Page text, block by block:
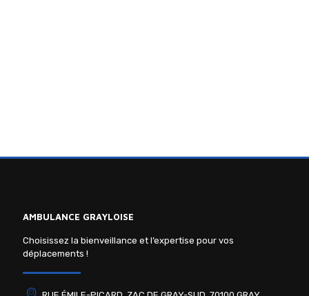
AMBULANCE GRAYLOISE
Choisissez la bienveillance et l’expertise pour vos
déplacements !